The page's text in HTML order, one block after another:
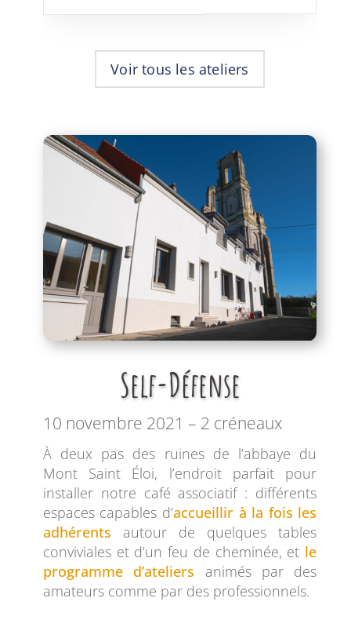
Voir tous les ateliers
Self-Défense
10 novembre 2021 – 2 créneaux
À deux pas des ruines de l’abbaye du
Mont Saint Éloi, l’endroit parfait pour
installer notre café associatif : différents
espaces capables d’accueillir à la fois les
adhérents autour de quelques tables
conviviales et d’un feu de cheminée, et le
programme d’ateliers animés par des
amateurs comme par des professionnels.